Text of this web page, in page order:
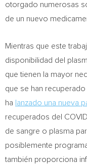
otorgado numerosas
de un nuevo
Mientras que este
disponibilidad del
que tienen la mayor
que se han recuperado
ha lanzado una nueva
recuperados del
de sangre o plasma
posiblemente
también proporciona